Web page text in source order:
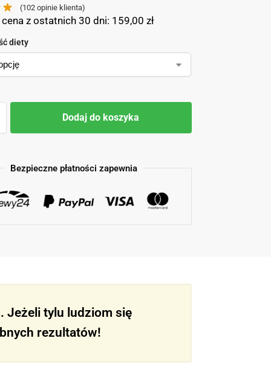
(102 opinie klienta)
z ostatnich 30 dni: 159,00zł
diety
Dodaj do koszyka
Bezpieczne płatności zapewnia
Jeżeli tylu ludziom się
rezultatów!